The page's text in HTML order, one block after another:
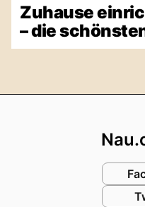
Zuhause
– die